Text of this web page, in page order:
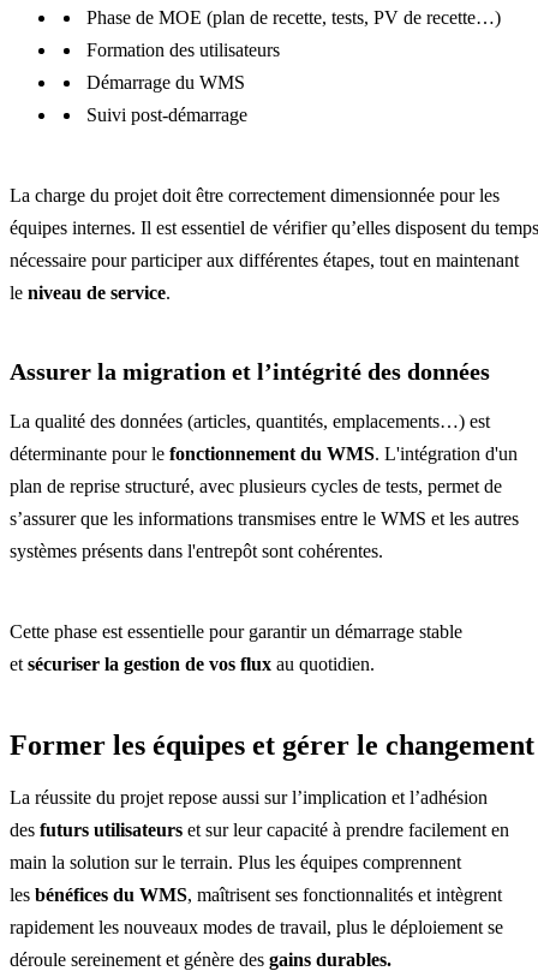
Phase de MOE (plan de recette, tests, PV de recette…)
Formation des utilisateurs
Démarrage du WMS
Suivi post-démarrage
La charge du projet doit être correctement dimensionnée pour les
équipes internes. Il est essentiel de vérifier qu’elles disposent du temps
nécessaire pour participer aux différentes étapes, tout en maintenant
le niveau de service.
Assurer la migration et l’intégrité des données
La qualité des données (articles, quantités, emplacements…) est
déterminante pour le fonctionnement du WMS. L'intégration d'un
plan de reprise structuré, avec plusieurs cycles de tests, permet de
s’assurer que les informations transmises entre le WMS et les autres
systèmes présents dans l'entrepôt sont cohérentes.
Cette phase est essentielle pour garantir un démarrage stable
et sécuriser la gestion de vos flux au quotidien.
Former les équipes et gérer le changement
La réussite du projet repose aussi sur l’implication et l’adhésion
des futurs utilisateurs et sur leur capacité à prendre facilement en
main la solution sur le terrain. Plus les équipes comprennent
les bénéfices du WMS, maîtrisent ses fonctionnalités et intègrent
rapidement les nouveaux modes de travail, plus le déploiement se
déroule sereinement et génère des gains durables.